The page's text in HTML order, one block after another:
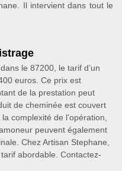
Il intervient dans tout le
le 87200, le tarif d’un
euros. Ce prix est
de la prestation peut
de cheminée est couvert
complexité de l’opération,
peuvent également
Chez Artisan Stephane,
abordable. Contactez-